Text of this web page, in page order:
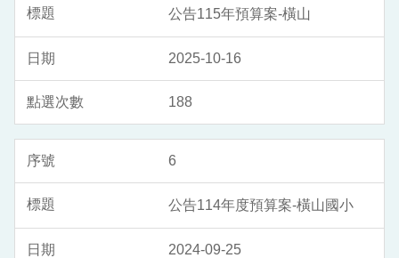
公告115年預算案-橫山
2025-10-16
188
6
公告114年度預算案-橫山國小
2024-09-25